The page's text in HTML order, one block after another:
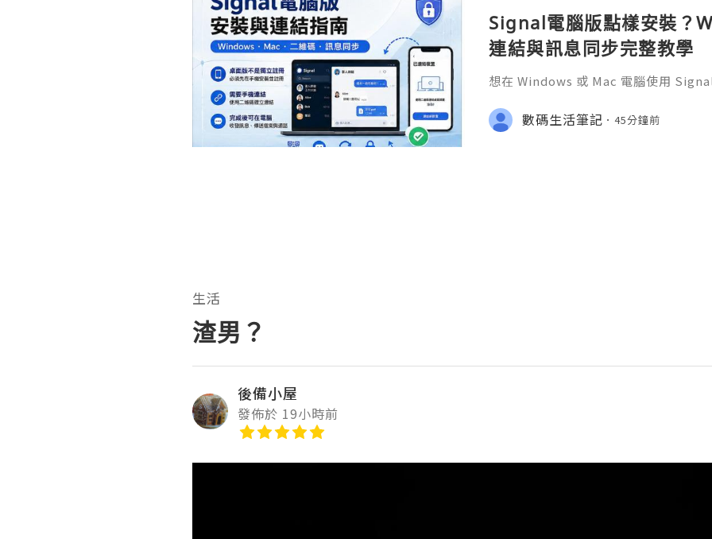
Signal電腦版點樣安裝？
連結與訊息同步完整教學
想在 Windows 或 Mac 電腦使用
版設成已連結裝置。
數碼生活筆記 45分鐘前
生活
渣男？
後備小屋
發佈於 19小時前